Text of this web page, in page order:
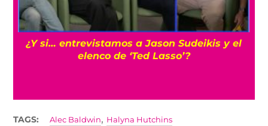
¿Y si… entrevistamos a Jason Sudeikis y el
elenco de ‘Ted Lasso’?
TAGS: Alec Baldwin, Halyna Hutchins